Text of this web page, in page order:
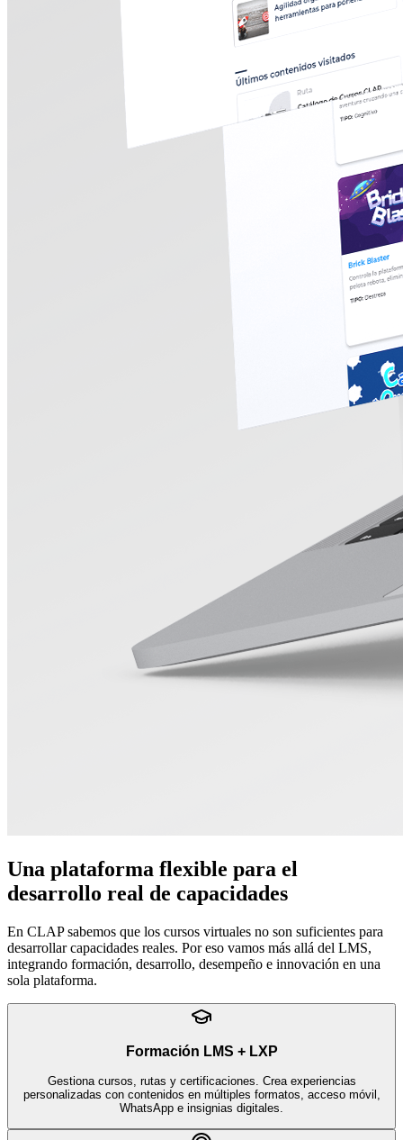
Una plataforma flexible para el
desarrollo real de capacidades
En CLAP sabemos que los cursos virtuales no son suficientes para
desarrollar capacidades reales. Por eso vamos más allá del LMS,
integrando formación, desarrollo, desempeño e innovación en una
sola plataforma.
Formación LMS + LXP
Gestiona cursos, rutas y certificaciones. Crea experiencias
personalizadas con contenidos en múltiples formatos, acceso móvil,
WhatsApp e insignias digitales.